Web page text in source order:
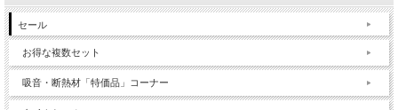
セール
お得な複数セット
吸音・断熱材「特価品」コーナー